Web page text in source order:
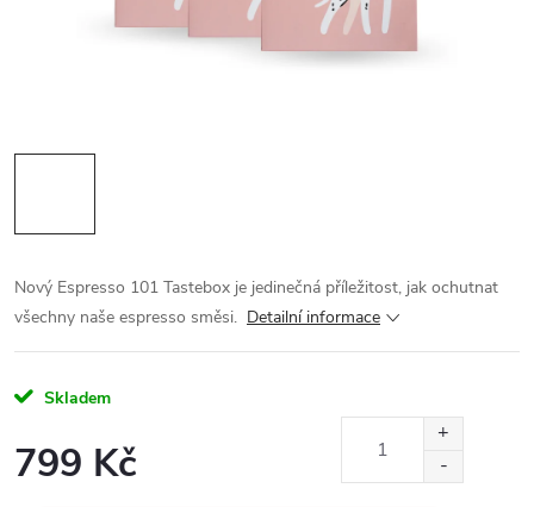
Nový Espresso 101 Tastebox je jedinečná příležitost, jak ochutnat
všechny naše espresso směsi. Detailní informace
Skladem
799 Kč